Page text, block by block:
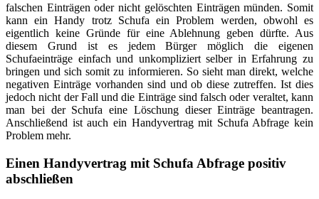
falschen Einträgen oder nicht gelöschten Einträgen münden. Somit
kann ein Handy trotz Schufa ein Problem werden, obwohl es
eigentlich keine Gründe für eine Ablehnung geben dürfte. Aus
diesem Grund ist es jedem Bürger möglich die eigenen
Schufaeinträge einfach und unkompliziert selber in Erfahrung zu
bringen und sich somit zu informieren. So sieht man direkt, welche
negativen Einträge vorhanden sind und ob diese zutreffen. Ist dies
jedoch nicht der Fall und die Einträge sind falsch oder veraltet, kann
man bei der Schufa eine Löschung dieser Einträge beantragen.
Anschließend ist auch ein Handyvertrag mit Schufa Abfrage kein
Problem mehr.
Einen Handyvertrag mit Schufa Abfrage positiv
abschließen